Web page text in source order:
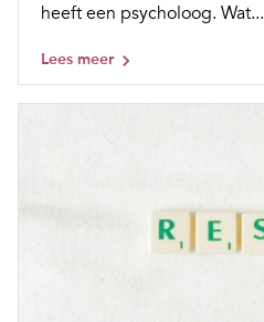
heeft een psycholoog. Wat...
Lees meer